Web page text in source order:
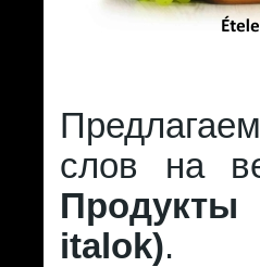
слов на
italok).